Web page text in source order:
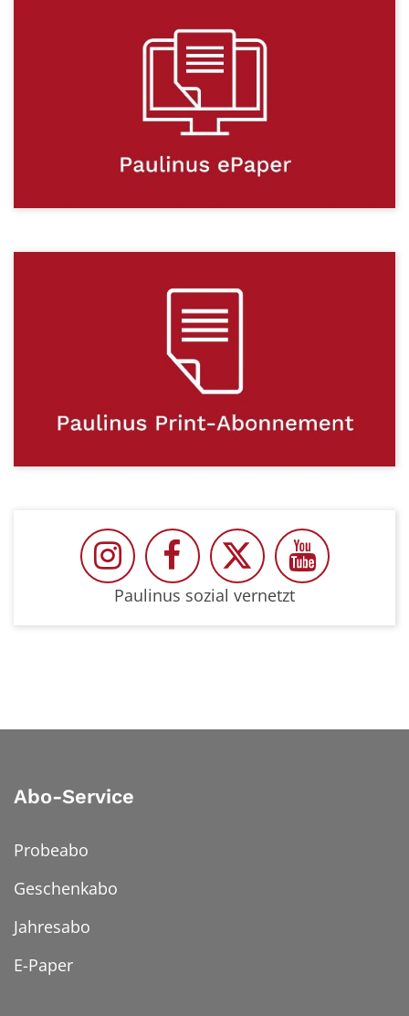
Paulinus auf Instragram
Paulinus auf Facebook
Paulinus auf
Paulinus
Paulinus sozial vernetzt
Abo-Service
Probeabo
Geschenkabo
Jahresabo
E-Paper